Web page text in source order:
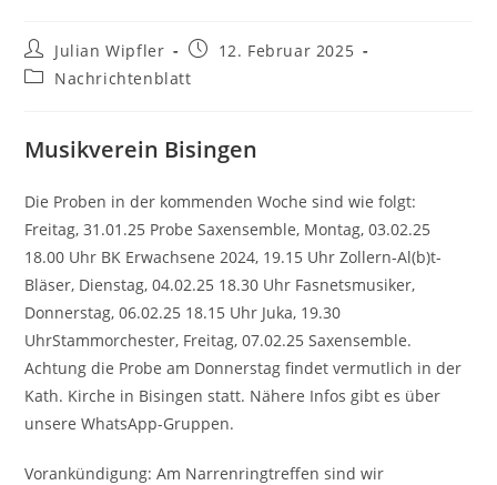
Beitrags-
Autor:
Julian Wipfler
Beitrag
veröffentlicht:
12. Februar 2025
Beitrags-
Nachrichtenblatt
Musikverein Bisingen
Die Proben in der kommenden Woche sind wie folgt:
Freitag, 31.01.25 Probe Saxensemble, Montag, 03.02.25
18.00 Uhr BK Erwachsene 2024, 19.15 Uhr Zollern-Al(b)t-
Bläser, Dienstag, 04.02.25 18.30 Uhr Fasnetsmusiker,
Donnerstag, 06.02.25 18.15 Uhr Juka, 19.30
UhrStammorchester, Freitag, 07.02.25 Saxensemble.
Achtung die Probe am Donnerstag findet vermutlich in der
Kath. Kirche in Bisingen statt. Nähere Infos gibt es über
unsere WhatsApp-Gruppen.
Vorankündigung: Am Narrenringtreffen sind wir